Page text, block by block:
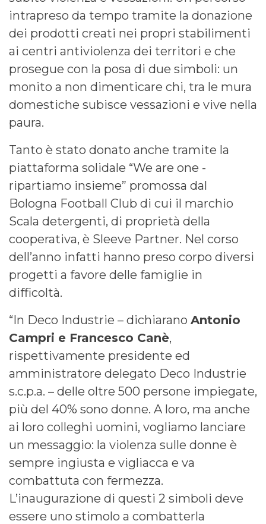
intrapreso da tempo tramite la donazione
dei prodotti creati nei propri stabilimenti
ai centri antiviolenza dei territori e che
prosegue con la posa di due simboli: un
monito a non dimenticare chi, tra le mura
domestiche subisce vessazioni e vive nella
paura.
Tanto è stato donato anche tramite la
piattaforma solidale “We are one -
ripartiamo insieme” promossa dal
Bologna Football Club di cui il marchio
Scala detergenti, di proprietà della
cooperativa, è Sleeve Partner. Nel corso
dell’anno infatti hanno preso corpo diversi
progetti a favore delle famiglie in
difficoltà.
“In Deco Industrie – dichiarano Antonio
Campri e Francesco Canè,
rispettivamente presidente ed
amministratore delegato Deco Industrie
s.c.p.a. – delle oltre 500 persone impiegate,
più del 40% sono donne. A loro, ma anche
ai loro colleghi uomini, vogliamo lanciare
un messaggio: la violenza sulle donne è
sempre ingiusta e vigliacca e va
combattuta con fermezza.
L’inaugurazione di questi 2 simboli deve
essere uno stimolo a combatterla